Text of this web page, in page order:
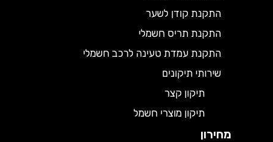
התקנת קודן לשער
התקנת תריס חשמלי
התקנת עמדת טעינה לרכב חשמלי
שירותי תיקונים
תיקון קצר
תיקון מוצרי חשמל
מחירון